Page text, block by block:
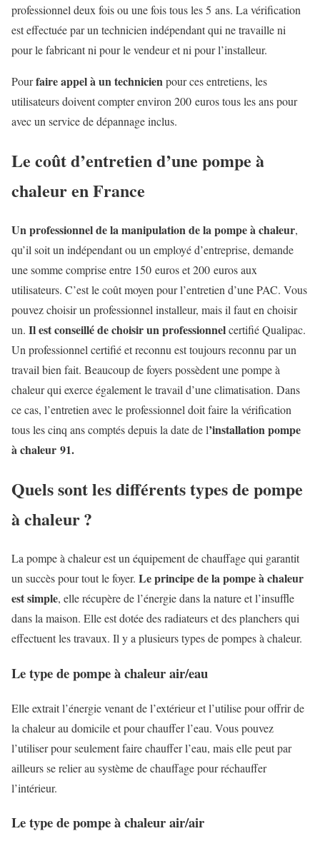
professionnel deux fois ou une fois tous les 5 ans. La vérification
est effectuée par un technicien indépendant qui ne travaille ni
pour le fabricant ni pour le vendeur et ni pour l’installeur.
Pourfaire appel à un technicienpour ces entretiens, les
utilisateurs doivent compter environ 200 euros tous les ans pour
avec un service de dépannage inclus.
Le coût d’entretien d’une pompe à
chaleur en France
Un professionnel de la manipulation de la pompe à chaleur,
qu’il soit un indépendant ou un employé d’entreprise, demande
une somme comprise entre 150 euros et 200 euros aux
utilisateurs. C’est le coût moyen pour l’entretien d’une PAC. Vous
pouvez choisir un professionnel installeur, mais il faut en choisir
un. Il est conseillé de choisir un professionnelcertifié Qualipac.
Un professionnel certifié et reconnu est toujours reconnu par un
travail bien fait. Beaucoup de foyers possèdent une pompe à
chaleur qui exerce également le travail d’une climatisation. Dans
ce cas, l’entretien avec le professionnel doit faire la vérification
tous les cinq ans comptés depuis la date de l’installation pompe
à chaleur 91.
Quels sont les différents types de pompe
à chaleur ?
La pompe à chaleur est un équipement de chauffage qui garantit
un succès pour tout le foyer. Le principe de la pompe à chaleur
est simple, elle récupère de l’énergie dans la nature et l’insuffle
dans la maison. Elle est dotée des radiateurs et des planchers qui
effectuent les travaux. Il y a plusieurs types de pompes à chaleur.
Le type de pompe à chaleur air/eau
Elle extrait l’énergie venant de l’extérieur et l’utilise pour offrir de
la chaleur au domicile et pour chauffer l’eau. Vous pouvez
l’utiliser pour seulement faire chauffer l’eau, mais elle peut par
ailleurs se relier au système de chauffage pour réchauffer
l’intérieur.
Le type de pompe à chaleur air/air